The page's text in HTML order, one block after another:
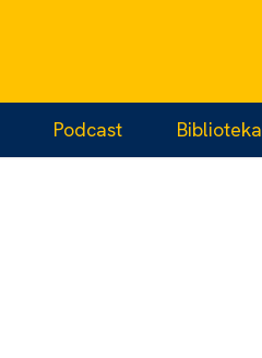
Podcast Biblioteka